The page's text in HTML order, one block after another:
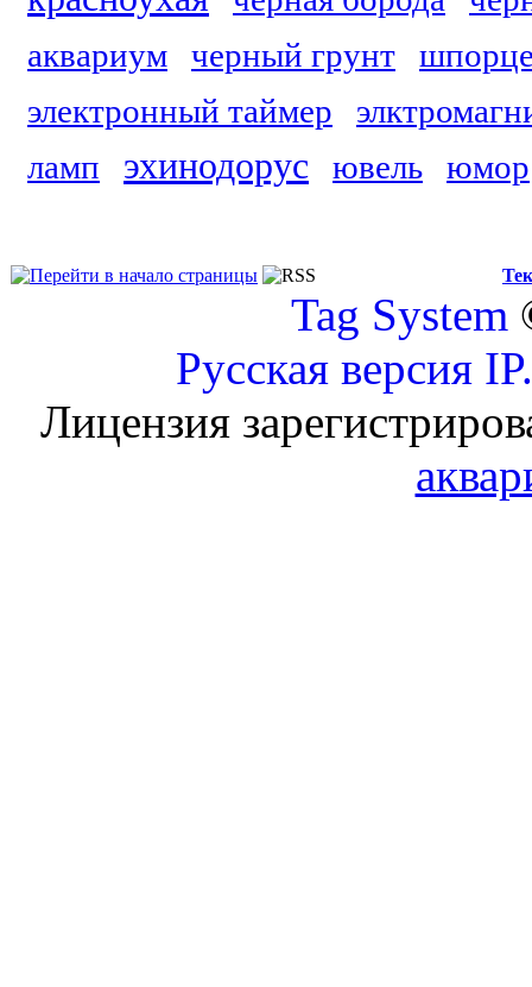
аквариум
черный грунт
электронный таймер
ламп
эхинодорус ювель юмор
Tag System
Русская версия
Лицензия